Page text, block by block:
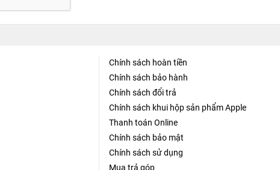
Chính sách hoàn tiền
Chính sách bảo hành
Chính sách đổi trả
Chính sách khui hộp sản phẩm Apple
Thanh toán Online
Chính sách bảo mật
Chính sách sử dụng
Mua trả góp